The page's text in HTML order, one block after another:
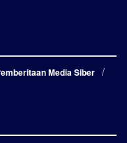
Media Siber